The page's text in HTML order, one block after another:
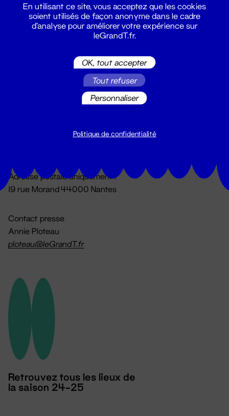
Du lundi au vendredi 14h → 18h
Adresse postale uniquement :
19 rue Morand 44000 Nantes
Contact presse
Annie Ploteau
ploteau@leGrandT.fr
Retrouvez tous les lieux de
la saison 24-25
En utilisant ce site, vous acceptez que les cookies
soient utilisés de façon anonyme dans le cadre
d'analyse pour améliorer votre expérience sur
leGrandT.fr.
OK, tout accepter
Tout refuser
Personnaliser
Politique de confidentialité